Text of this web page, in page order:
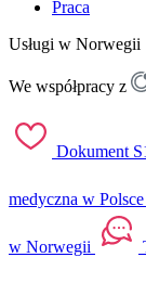
Praca
Usługi w Norwegii
We współpracy z
Dokument
medyczna w Polsce
w Norwegii